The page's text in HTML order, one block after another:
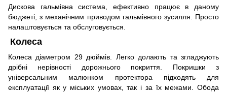
Дискова гальмівна система, ефективно працює в даному
бюджеті, з механічним приводом гальмівного зусилля. Просто
налаштовується та обслуговується.
Колеса
Колеса діаметром 29 дюймів. Легко долають та згладжують
дрібні нерівності дорожнього покриття. Покришки з
універсальним малюнком протектора підходять для
експлуатації як у міських умовах, так і за їх межами. Обода